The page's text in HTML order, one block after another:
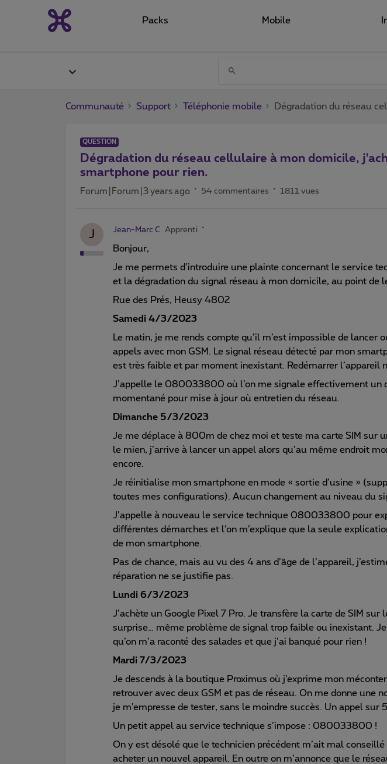
Packs Mobile
Communauté Support Téléphonie mobile Dégradation du réseau
QUESTION
Dégradation du réseau cellulaire à mon domicile,
smartphone pour rien.
Forum|Forum|3 years ago 54 commentaires 1811 vues
J Jean-Marc C Apprenti
Bonjour,
Je me permets d’introduire une plainte concernant le service
et la dégradation du signal réseau à mon domicile, au point de
Rue des Prés, Heusy 4802
Samedi 4/3/2023
Le matin, je me rends compte qu’il m’est impossible de lancer
appels avec mon GSM. Le signal réseau détecté par mon
est très faible et par moment inexistant. Redémarrer l’appareil
J’appelle le 080033800 où l’on me signale effectivement un
momentané pour mise à jour où entretien du réseau.
Dimanche 5/3/2023
Je me déplace à 800m de chez moi et teste ma carte SIM sur
le mien, j’arrive à lancer un appel alors qu’au même endroit
encore.
Je réinitialise mon smartphone en mode « sortie d’usine »
toutes mes configurations). Aucun changement au niveau du
J’appelle à nouveau le service technique 080033800 pour
différentes démarches et l’on m’explique que la seule
de mon smartphone.
Pas de chance, mais au vu des 4 ans d’âge de l’appareil,
réparation ne se justifie pas.
Lundi 6/3/2023
J’achète un Google Pixel 7 Pro. Je transfère la carte de SIM sur
surprise… même problème de signal trop faible ou inexistant.
qu’on m’a raconté des salades et que j’ai banqué pour rien !
Mardi 7/3/2023
Je descends à la boutique Proximus où j’exprime mon
retrouver avec deux GSM et pas de réseau. On me donne une
je m’empresse de tester, sans le moindre succès. Un appel sur
Un petit appel au service technique s’impose : 080033800 !
On y est désolé que le technicien précédent m’ait mal
acheter un nouvel appareil. En outre on m’annonce que le